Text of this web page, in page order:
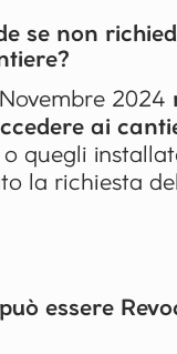
se non
2024
ai
quegli
la richiesta
essere